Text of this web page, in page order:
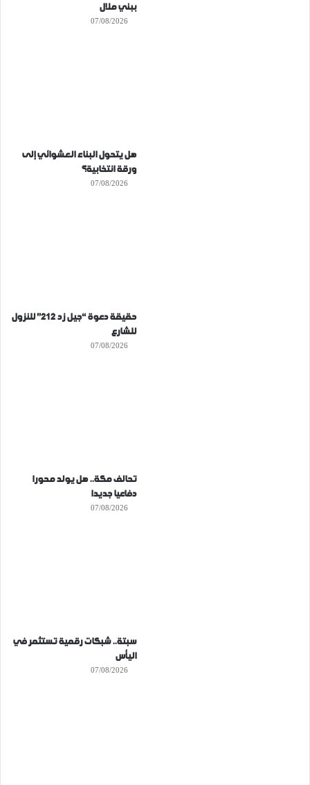
ببني ملال
07/08/2026
هل يتحول البناء العشوائي إلى
ورقة انتخابية؟
07/08/2026
حقيقة دعوة “جيل زد 212” للنزول
للشارع
07/08/2026
تحالف مكة.. هل يولد محورا
دفاعيا جديدا
07/08/2026
سبتة.. شبكات رقمية تستثمر في
اليأس
07/08/2026